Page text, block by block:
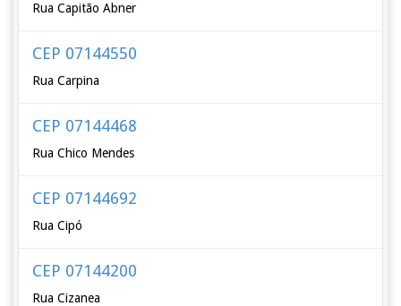
Rua Capitão Abner
CEP 07144550
Rua Carpina
CEP 07144468
Rua Chico Mendes
CEP 07144692
Rua Cipó
CEP 07144200
Rua Cizanea